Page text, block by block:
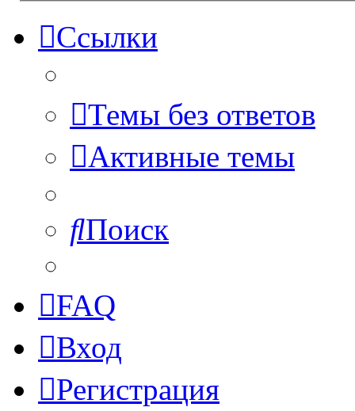
Ссылки
Темы без ответов
Активные темы
Поиск
FAQ
Вход
Регистрация